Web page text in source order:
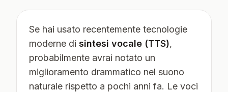
Se hai usato recentemente tecnologie
moderne di sintesi vocale (TTS),
probabilmente avrai notato un
miglioramento drammatico nel suono
naturale rispetto a pochi anni fa. Le voci